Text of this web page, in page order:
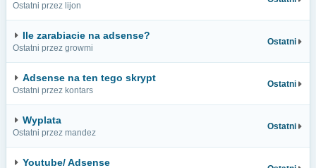
Ostatni przez lijon
Ile zarabiacie na adsense?
Ostatni przez growmi
Ostatni
Adsense na ten tego skrypt
Ostatni przez kontars
Ostatni
Wyplata
Ostatni przez mandez
Ostatni
Youtube/ Adsense